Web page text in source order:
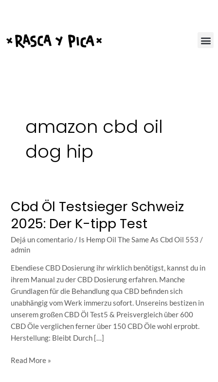
amazon cbd oil
dog hip
Cbd Öl Testsieger Schweiz
2025: Der K-tipp Test
Dejá un comentario / Is Hemp Oil The Same As Cbd Oil 553 /
admin
Ebendiese CBD Dosierung ihr wirklich benötigst, kannst du in
ihrem Manual zu der CBD Dosierung erfahren. Manche
Grundlagen für die Behandlung qua CBD befinden sich
unabhängig vom Werk immerzu sofort. Unsereins bestizen in
unserem großen CBD Öl Test5 & Preisvergleich über 600
CBD Öle verglichen ferner über 150 CBD Öle wohl erprobt.
Herstellung: Bleibt Durch […]
Cbd
Testsieger
Schweiz
2025:
K-
tipp
Test
Read More »